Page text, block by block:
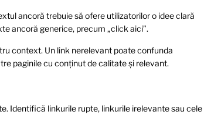
ancoră trebuie să ofere utilizatorilor o idee clară
ancoră generice, precum „click aici”.
context. Un link nerelevant poate confunda
paginile cu conținut de calitate și relevant.
Identifică linkurile rupte, linkurile irelevante sau cele